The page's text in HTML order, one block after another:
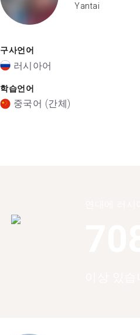
Yantai
구사언어
러시아어
학습언어
중국어 (간체)